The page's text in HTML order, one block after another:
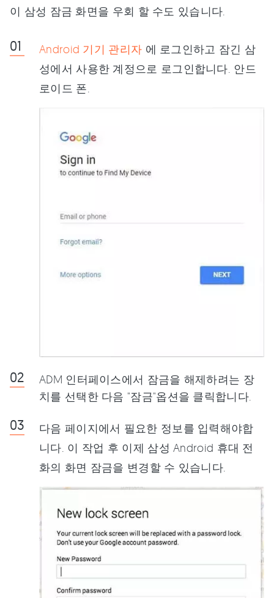
이 삼성 잠금 화면을 우회 할 수도 있습니다.
Android 기기 관리자 에 로그인하고 잠긴 삼
성에서 사용한 계정으로 로그인합니다. 안드
로이드 폰.
ADM 인터페이스에서 잠금을 해제하려는 장
치를 선택한 다음 "잠금"옵션을 클릭합니다.
다음 페이지에서 필요한 정보를 입력해야합
니다. 이 작업 후 이제 삼성 Android 휴대 전
화의 화면 잠금을 변경할 수 있습니다.